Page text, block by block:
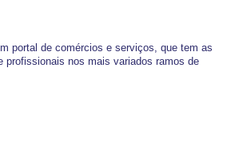
portal de comércios e serviços, que tem as
profissionais nos mais variados ramos de